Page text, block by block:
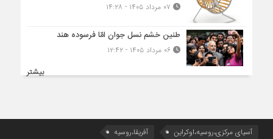
طنین خشم نسل جوان امّا فرسوده هند
۰۶ مرداد ۱۴۰۵ - ۱۲:۴۲
بیشتر
آسیای مرکزی،روسیه،اوکراین
آفریقا،روسیه